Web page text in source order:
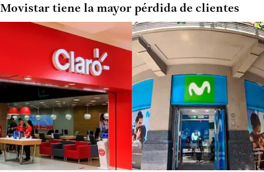
Movistar tiene la mayor pérdida de clientes